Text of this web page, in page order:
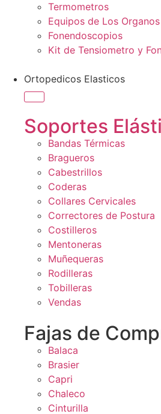
Termometros
Equipos de Los
Fonendoscopios
Kit de Tensiometro y
Ortopedicos Elasticos
Soportes
Bandas Térmicas
Bragueros
Cabestrillos
Coderas
Collares Cervicales
Correctores de Postura
Costilleros
Mentoneras
Muñequeras
Rodilleras
Tobilleras
Vendas
Fajas de
Balaca
Brasier
Capri
Chaleco
Cinturilla